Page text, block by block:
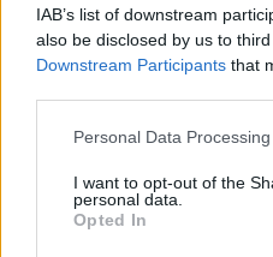
IAB’s list of downstream
also be disclosed by us to
Downstream Participants that
Personal Data
I want to opt-out of the
personal data.
Opted In
„Nuoširdžiausia
visus NEVĖŽYJE!
NEVĖŽIU! Labai
kad esate!“, –
parašė klubas.